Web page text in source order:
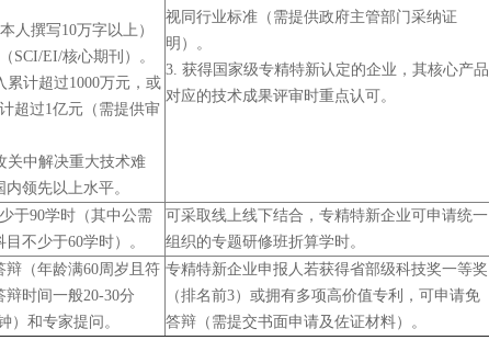
人撰写10万字以上）
SCI/EI/核心期刊）。
累计超过1000万元，或
超过1亿元（需提供审
关中解决重大技术难
领先以上水平。
视同行业标准（需提供政府主管部门采纳证
明）。
3. 获得国家级专精特新认定的企业，其核心产品
对应的技术成果评审时重点认可。
于90学时（其中公需
不少于60学时）。
可采取线上线下结合，专精特新企业可申请统一
组织的专题研修班折算学时。
辩（年龄满60周岁且符
时间一般20-30分
）和专家提问。
专精特新企业申报人若获得省部级科技奖一等奖
（排名前3）或拥有多项高价值专利，可申请免
答辩（需提交书面申请及佐证材料）。